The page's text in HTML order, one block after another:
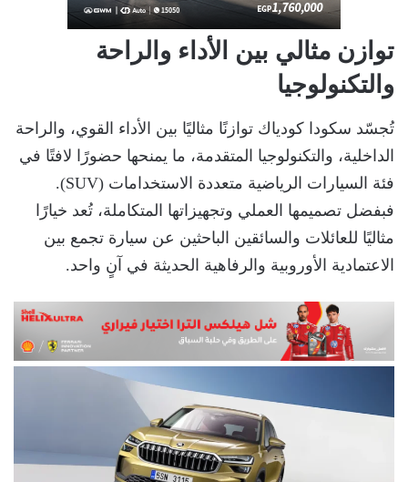
توازن مثالي بين الأداء والراحة
والتكنولوجيا
تُجسّد سكودا كودياك توازنًا مثاليًا بين الأداء القوي، والراحة
الداخلية، والتكنولوجيا المتقدمة، ما يمنحها حضورًا لافتًا في
فئة السيارات الرياضية متعددة الاستخدامات (SUV).
فبفضل تصميمها العملي وتجهيزاتها المتكاملة، تُعد خيارًا
مثاليًا للعائلات والسائقين الباحثين عن سيارة تجمع بين
الاعتمادية الأوروبية والرفاهية الحديثة في آنٍ واحد.